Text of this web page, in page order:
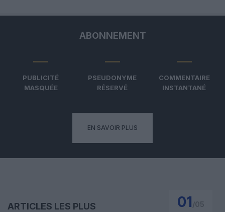
ABONNEMENT
PUBLICITÉ
MASQUÉE
PSEUDONYME
RÉSERVÉ
COMMENTAIRE
INSTANTANÉ
EN SAVOIR PLUS
ARTICLES LES PLUS
01